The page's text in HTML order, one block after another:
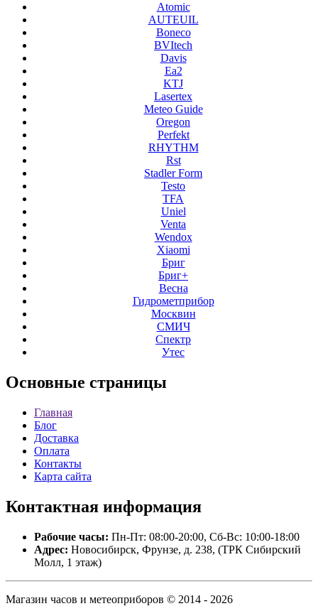
Atomic
AUTEUIL
Boneco
BVItech
Davis
Ea2
KTJ
Lasertex
Meteo Guide
Oregon
Perfekt
RHYTHM
Rst
Stadler Form
Testo
TFA
Uniel
Venta
Wendox
Xiaomi
Бриг
Бриг+
Весна
Гидрометприбор
Москвин
СМИЧ
Спектр
Утес
Основные страницы
Главная
Блог
Доставка
Оплата
Контакты
Карта сайта
Контактная информация
Рабочие часы: Пн-Пт: 08:00-20:00, Сб-Вс: 10:00-18:00
Адрес: Новосибирск, Фрунзе, д. 238, (ТРК Сибирский
Молл, 1 этаж)
Магазин часов и метеоприборов © 2014 - 2026